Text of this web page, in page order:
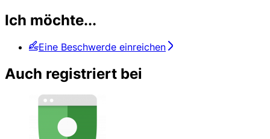
Ich möchte...
Eine Beschwerde einreichen
Auch registriert bei